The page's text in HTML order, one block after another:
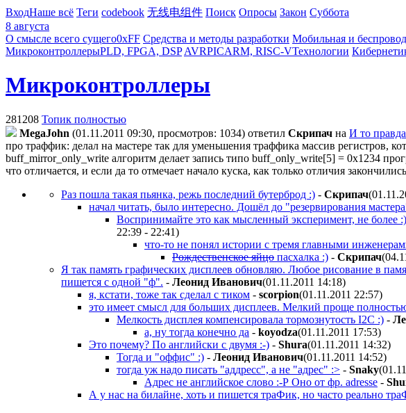
ВходНаше всё Теги codebook 无线电组件 Поиск Опросы Закон Суббота
8 августа
О смысле всего сущего0xFF Средства и методы разработки Мобильная и
МикроконтроллерыPLD, FPGA, DSP AVRPICARM, RISC-VТехнологии
Микроконтроллеры
281208 Топик полностью
MegaJohn (01.11.2011 09:30, просмотров: 1034) ответил Скрипач на И то
про траффик: делал на мастере так для уменьшения траффика массив регистров,
buff_mirror_only_write алгоритм делает запись типо buff_only_write[5] = 0x1234
что отличается, и если да то отмечает начало куска, как только отличия
Раз пошла такая пьянка, режь последний бутерброд :) - Скрипач
начал читать, было интересно. Дошёл до "резервирования
Воспринимайте это как мысленный эксперимент, не более
22:39 - 22:41)
что-то не понял истории с тремя главными
Рождественское яйцо пасхалка :) - Скрипач
Я так память графических дисплеев обновляю. Любое рисование в
пишется с одной "ф". - Лeoнид Ивaнoвич(01.11.2011 14:18)
я, кстати, тоже так сделал с тиком - scorpion(01.11.2011 22:57)
это имеет смысл для больших дисплеев. Мелкий проще
Мелкость дисплея компенсировала тормознутость I2C :) -
а, ну тогда конечно да - koyodza(01.11.2011 17:53)
Это почему? По английски с двумя :-) - Shura(01.11.2011 14:32)
Тогда и "оффис" :) - Лeoнид Ивaнoвич(01.11.2011 14:52)
тогда уж надо писать "аддресс", а не "адрес" :> - Snaky
Адрес не английское слово :-Р Оно от фр. adresse -
А у нас на билайне, хоть и пишется траФик, но часто реально